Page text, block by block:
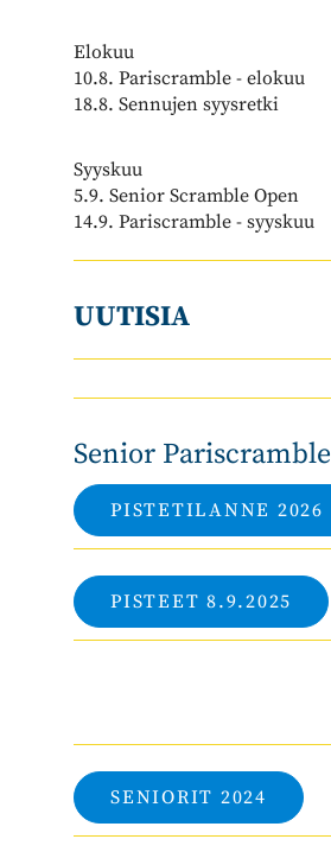
Elokuu
10.8. Pariscramble - elokuu
18.8. Sennujen syysretki
Syyskuu
5.9. Senior Scramble Open
14.9. Pariscramble - syyskuu
UUTISIA
Senior Pariscramble
PISTETILANNE 2026
PISTEET 8.9.2025
SENIORIT 2024